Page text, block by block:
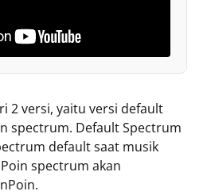
2 versi, yaitu versi default
spectrum. Default Spectrum
default saat musik
spectrum akan